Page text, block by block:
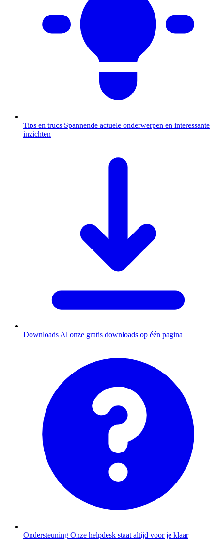
Tips en trucs Spannende actuele onderwerpen en interessante
inzichten
Downloads Al onze gratis downloads op één pagina
Ondersteuning Onze helpdesk staat altijd voor je klaar